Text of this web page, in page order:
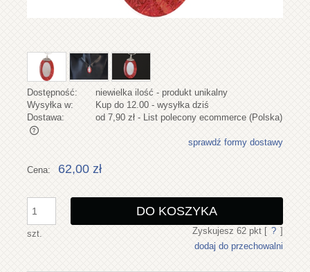
Dostępność:
niewielka ilość - produkt unikalny
Wysyłka w:
Kup do 12.00 - wysyłka dziś
Dostawa:
od 7,90 zł - List polecony ecommerce (Polska)
Cena nie zawiera ewentualnych kosztów płatności
sprawdź formy dostawy
Cena: 62,00 zł
szt.
DO KOSZYKA
Zyskujesz 62pkt [ ? ]
dodaj do przechowalni